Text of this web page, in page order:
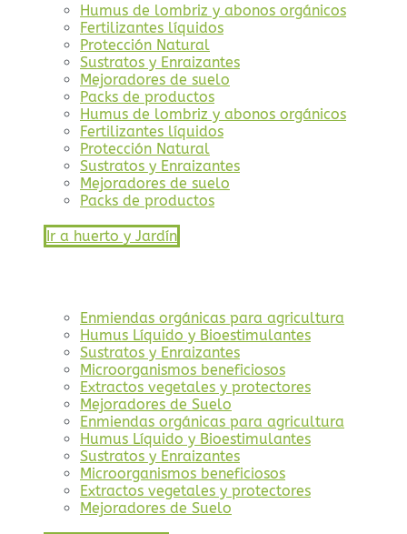
Humus de lombriz y abonos orgánicos
Fertilizantes líquidos
Protección Natural
Sustratos y Enraizantes
Mejoradores de suelo
Packs de productos
Humus de lombriz y abonos orgánicos
Fertilizantes líquidos
Protección Natural
Sustratos y Enraizantes
Mejoradores de suelo
Packs de productos
Ir a huerto y Jardín
Enmiendas orgánicas para agricultura
Humus Líquido y Bioestimulantes
Sustratos y Enraizantes
Microorganismos beneficiosos
Extractos vegetales y protectores
Mejoradores de Suelo
Enmiendas orgánicas para agricultura
Humus Líquido y Bioestimulantes
Sustratos y Enraizantes
Microorganismos beneficiosos
Extractos vegetales y protectores
Mejoradores de Suelo